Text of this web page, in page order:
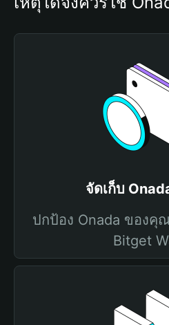
จัดเก็บ
ปกป้อง Onada ของคุ
Bitget